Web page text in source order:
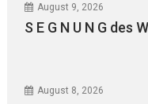
August 9, 2026
S E G N U N G des
August 8, 2026